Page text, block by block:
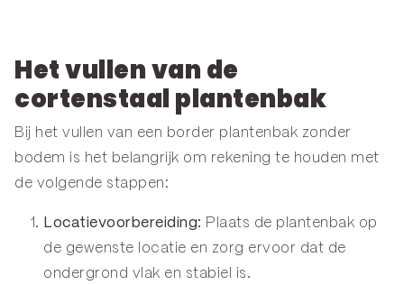
Het vullen van de
cortenstaal plantenbak
Bij het vullen van een border plantenbak zonder
bodem is het belangrijk om rekening te houden met
de volgende stappen:
Locatievoorbereiding: Plaats de plantenbak op
de gewenste locatie en zorg ervoor dat de
ondergrond vlak en stabiel is.